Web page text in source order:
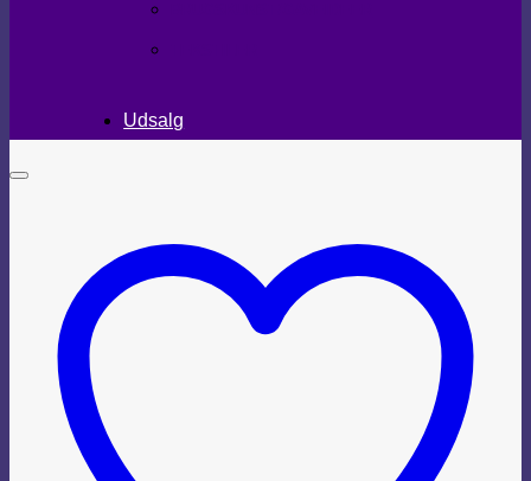
Udsalg